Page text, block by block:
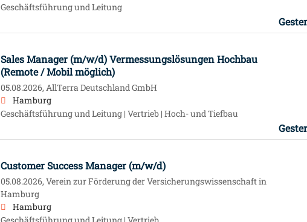
Geschäftsführung und Leitung
Sales Manager (m/w/d) Vermessungslösungen Hochbau
(Remote / Mobil möglich)
05.08.2026, AllTerra Deutschland GmbH
Hamburg
Geschäftsführung und Leitung | Vertrieb | Hoch- und Tiefbau
Customer Success Manager (m/w/d)
05.08.2026, Verein zur Förderung der Versicherungswissenschaft in
Hamburg
Hamburg
Geschäftsführung und Leitung | Vertrieb